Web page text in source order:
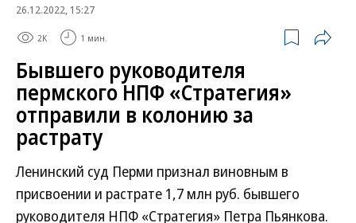
26.12.2022, 15:27
2K 1 мин.
Бывшего руководителя
пермского НПФ «Стратегия»
отправили в колонию за
растрату
Ленинский суд Перми признал виновным в
присвоении и растрате 1,7 млн руб. бывшего
руководителя НПФ «Стратегия» Петра Пьянкова.